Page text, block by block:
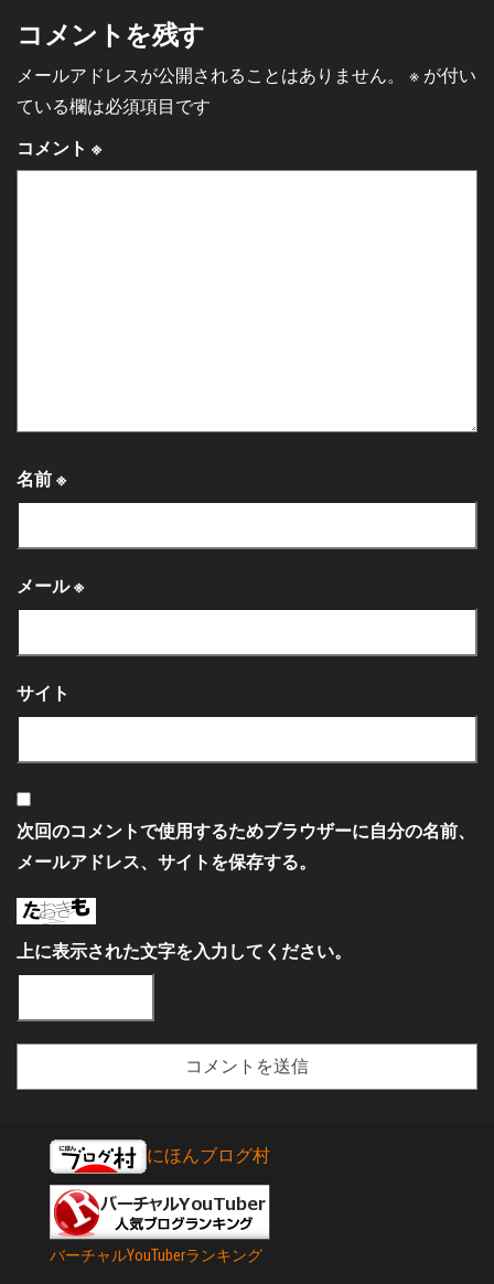
コメントを残す
メールアドレスが公開されることはありません。 ※ が付い
ている欄は必須項目です
コメント ※
名前 ※
メール※
サイト
次回のコメントで使用するためブラウザーに自分の名前、
メールアドレス、サイトを保存する。
上に表示された文字を入力してください。
にほんブログ村
バーチャルYouTuberランキング